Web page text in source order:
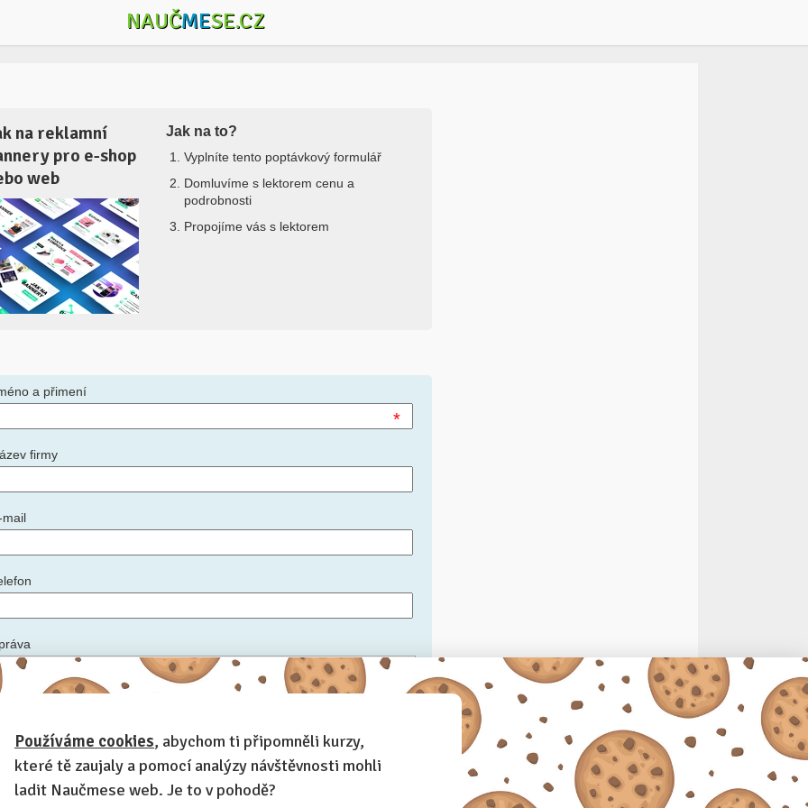
NAUČMESE.CZ
na reklamní
pro e-shop
web
Jak na to?
Vyplníte tento poptávkový formulář
Domluvíme s lektorem cenu a
podrobnosti
Propojíme vás s lektorem
a přimení
*
firmy
mail
nám podrobnosti: ideální datum konání kurzu, počet zaměstnanců, zda máte
kde kurz uspořádat, další informace, které by měl lektor vědět
Používáme cookies, abychom ti připomněli kurzy,
které tě zaujaly a pomocí analýzy návštěvnosti mohli
ladit Naučmese web. Je to v pohodě?